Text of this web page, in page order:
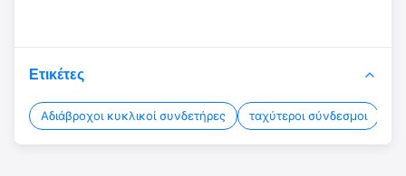
Ετικέτες
Αδιάβροχοι κυκλικοί συνδετήρες ταχύτεροι σύνδεσμοι